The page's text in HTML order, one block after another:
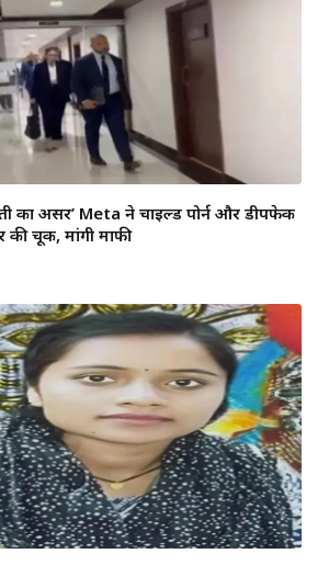
का असर’ Meta ने चाइल्ड पोर्न और डीपफेक
की चूक, मांगी माफी